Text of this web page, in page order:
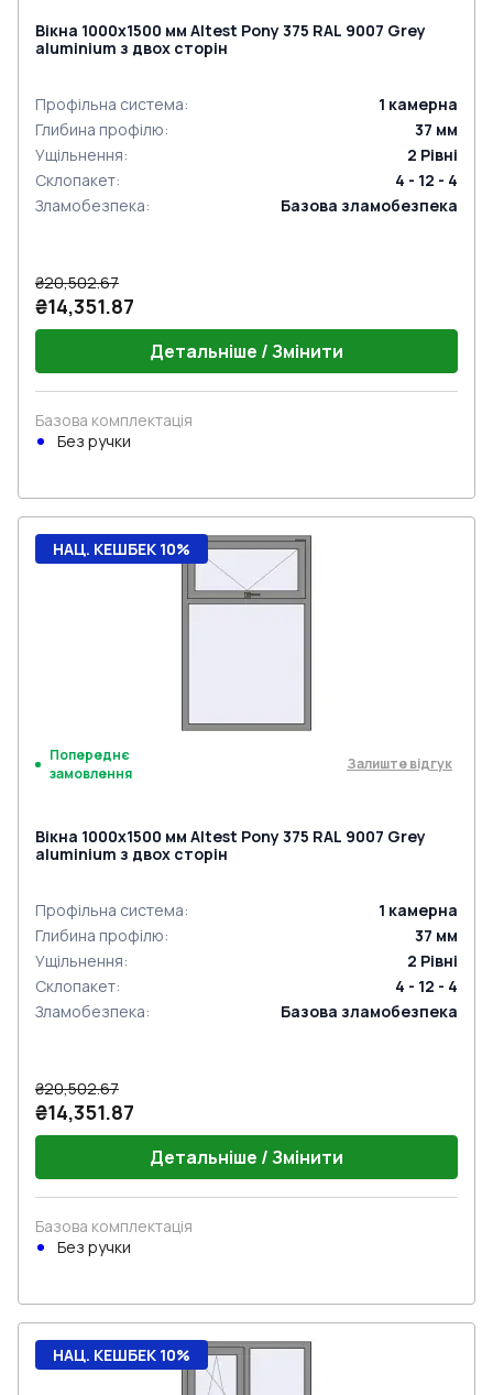
Вікна 1000x1500 мм Altest Pony 375 RAL 9007 Grey
aluminium з двох сторін
Профільна система: 1 камерна
Глибина профілю: 37 мм
Ущільнення: 2 Рівні
Склопакет:
4 - 12 - 4
Зламобезпека: Базова зламобезпека
₴20,502.67
₴14,351.87
Детальніше / Змінити
Базова комплектація
Без ручки
НАЦ. КЕШБЕК 10%
Попереднє
замовлення
Залиште відгук
Вікна 1000x1500 мм Altest Pony 375 RAL 9007 Grey
aluminium з двох сторін
Профільна система: 1 камерна
Глибина профілю: 37 мм
Ущільнення: 2 Рівні
Склопакет:
4 - 12 - 4
Зламобезпека: Базова зламобезпека
₴20,502.67
₴14,351.87
Детальніше / Змінити
Базова комплектація
Без ручки
НАЦ. КЕШБЕК 10%